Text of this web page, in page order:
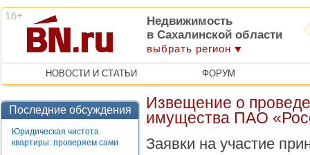
Недвижимость
в Сахалинской области
выбрать регион
НОВОСТИ И СТАТЬИ ФОРУМ
Последние обсуждения
Юридическая чистота
квартиры: проверяем сами
Извещение о
имущества ПАО
Заявки на участие